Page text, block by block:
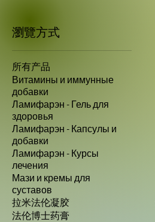
瀏覽方式
所有产品
Витамины и иммунные
добавки
Ламифарэн - Гель для
здоровья
Ламифарэн - Капсулы и
добавки
Ламифарэн - Курсы
лечения
Мази и кремы для
суставов
拉米法伦凝胶
法伦博士药膏